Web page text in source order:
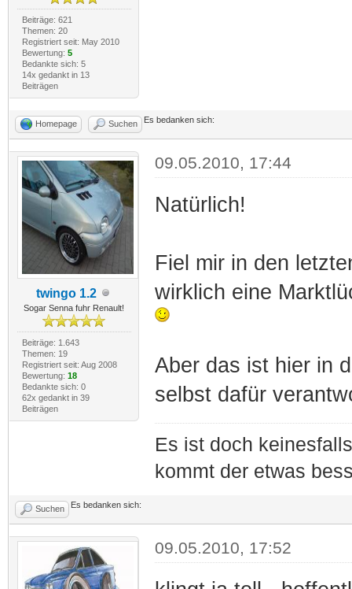
Beiträge: 621
Themen: 20
Registriert seit: May 2010
Bewertung: 5
Bedankte sich: 5
14x gedankt in 13
Beiträgen
Homepage Suchen Es bedanken sich:
twingo 1.2
Sogar Senna fuhr Renault!
Beiträge: 1.643
Themen: 19
Registriert seit: Aug 2008
Bewertung: 18
Bedankte sich: 0
62x gedankt in 39
Beiträgen
09.05.2010, 17:44
Natürlich!
Fiel mir in den
wirklich eine
Aber das ist hier in
selbst dafür
Es ist doch
kommt der etwas
Suchen Es bedanken sich:
09.05.2010, 17:52